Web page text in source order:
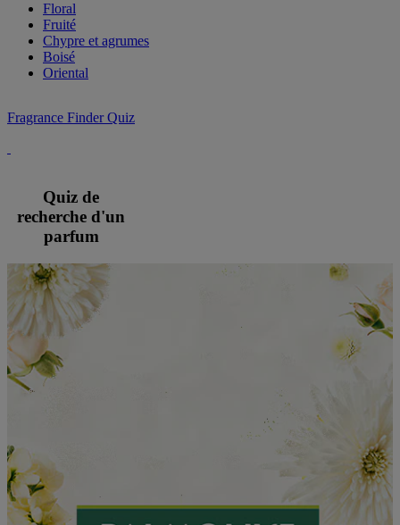
Floral
Fruité
Chypre et agrumes
Boisé
Oriental
Fragrance Finder Quiz
Quiz de
recherche d'un
parfum